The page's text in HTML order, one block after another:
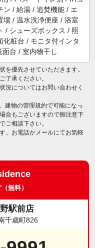
ン / 給湯 / 追焚機能 / エ
場 / 温水洗浄便座 / 浴室
/ シューズボックス / 照
化粧台 / モニタ付インタ
台 / 室内物干し
優先させていただきます。
了承ください。
況についてはお問い合わせく
建物の管理規約で可能になっ
合もございますので御注意下
ご相談下さい。
。お電話かメールにてお気軽
（無料）
駅前店
千歳町826